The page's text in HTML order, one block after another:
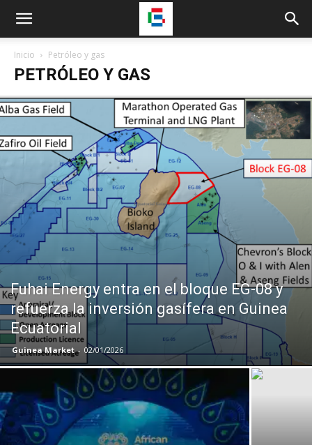
Inicio Petróleo y gas
PETRÓLEO Y GAS
Fuhai Energy entra en el bloque EG-08 y
refuerza la inversión gasífera en Guinea
Ecuatorial
Guinea Market - 02/01/2026